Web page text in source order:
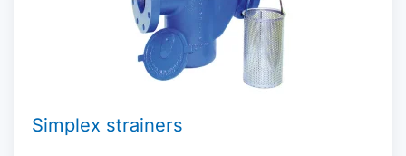
Simplex strainers